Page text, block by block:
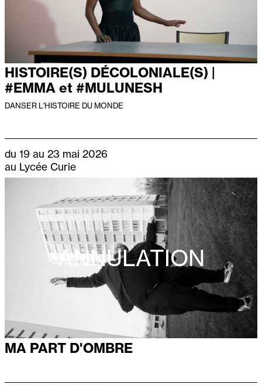
HISTOIRE(S) DÉCOLONIALE(S) |
#EMMA et #MULUNESH
DANSER L'HISTOIRE DU MONDE
du 19 au 23 mai 2026
au Lycée Curie
ANNULATION
MA PART D'OMBRE